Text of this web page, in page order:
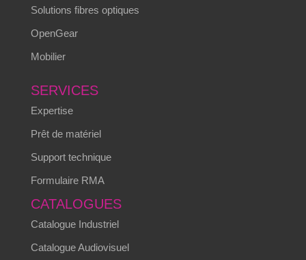
Solutions fibres optiques
OpenGear
Mobilier
SERVICES
Expertise
Prêt de matériel
Support technique
Formulaire RMA
CATALOGUES
Catalogue Industriel
Catalogue Audiovisuel